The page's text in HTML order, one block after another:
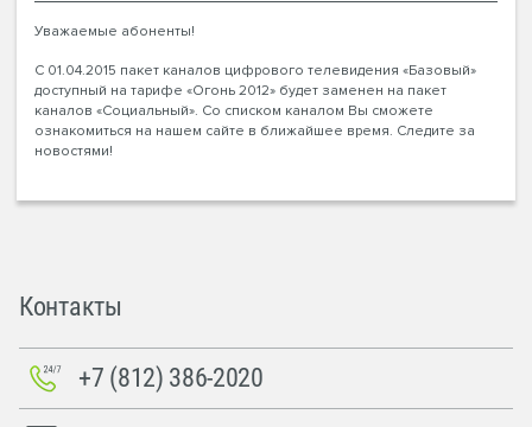
Уважаемые абоненты!
С 01.04.2015 пакет каналов цифрового телевидения «Базовый»
доступный на тарифе «Огонь 2012» будет заменен на пакет
каналов «Социальный». Со списком каналом Вы сможете
ознакомиться на нашем сайте в ближайшее время. Следите за
новостями!
Контакты
+7 (812) 386-2020